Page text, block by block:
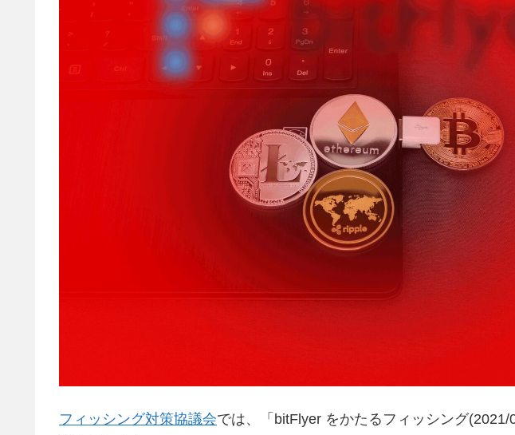
フィッシング対策協議会では、「bitFlyer をかたるフィッシング